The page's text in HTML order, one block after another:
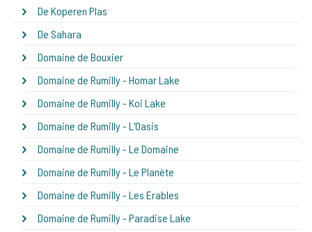
De Koperen Plas
De Sahara
Domaine de Bouxier
Domaine de Rumilly - Homar Lake
Domaine de Rumilly - Koi Lake
Domaine de Rumilly - L'Oasis
Domaine de Rumilly - Le Domaine
Domaine de Rumilly - Le Planète
Domaine de Rumilly - Les Erables
Domaine de Rumilly - Paradise Lake